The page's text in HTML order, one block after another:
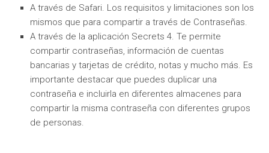
A través de Safari. Los requisitos y limitaciones son los
mismos que para compartir a través de Contraseñas.
A través de la aplicación Secrets 4. Te permite
compartir contraseñas, información de cuentas
bancarias y tarjetas de crédito, notas y mucho más. Es
importante destacar que puedes duplicar una
contraseña e incluirla en diferentes almacenes para
compartir la misma contraseña con diferentes grupos
de personas.